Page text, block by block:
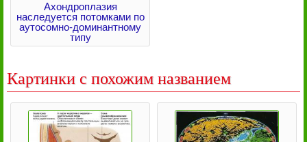
Ахондроплазия
наследуется потомками по
аутосомно-доминантному
типу
Картинки с похожим названием